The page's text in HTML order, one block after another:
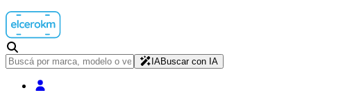
IABuscar con IA